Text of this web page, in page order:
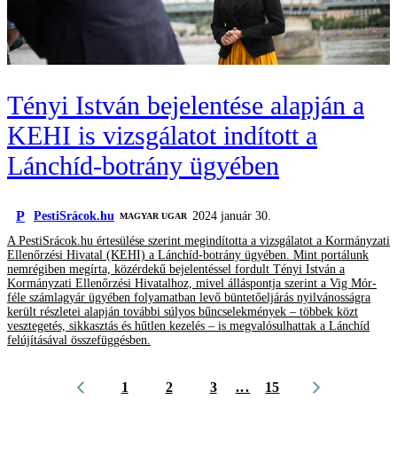
Tényi István bejelentése alapján a
KEHI is vizsgálatot indított a
Lánchíd-botrány ügyében
P PestiSrácok.hu MAGYAR UGAR 2024 január 30.
A PestiSrácok.hu értesülése szerint megindította a vizsgálatot a Kormányzati
Ellenőrzési Hivatal (KEHI) a Lánchíd-botrány ügyében. Mint portálunk
nemrégiben megírta, közérdekű bejelentéssel fordult Tényi István a
Kormányzati Ellenőrzési Hivatalhoz, mivel álláspontja szerint a Vig Mór-
féle számlagyár ügyében folyamatban levő büntetőeljárás nyilvánosságra
került részletei alapján további súlyos bűncselekmények – többek közt
vesztegetés, sikkasztás és hűtlen kezelés – is megvalósulhattak a Lánchíd
felújításával összefüggésben.
1 2 3 ... 15